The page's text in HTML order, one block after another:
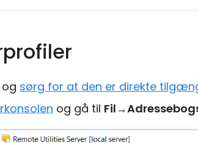
og sørg for at den er direkte
og gå til Fil→